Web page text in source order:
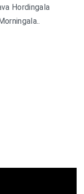
Hordingala